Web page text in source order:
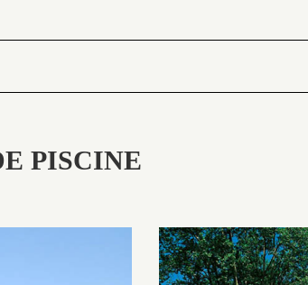
PISCINE